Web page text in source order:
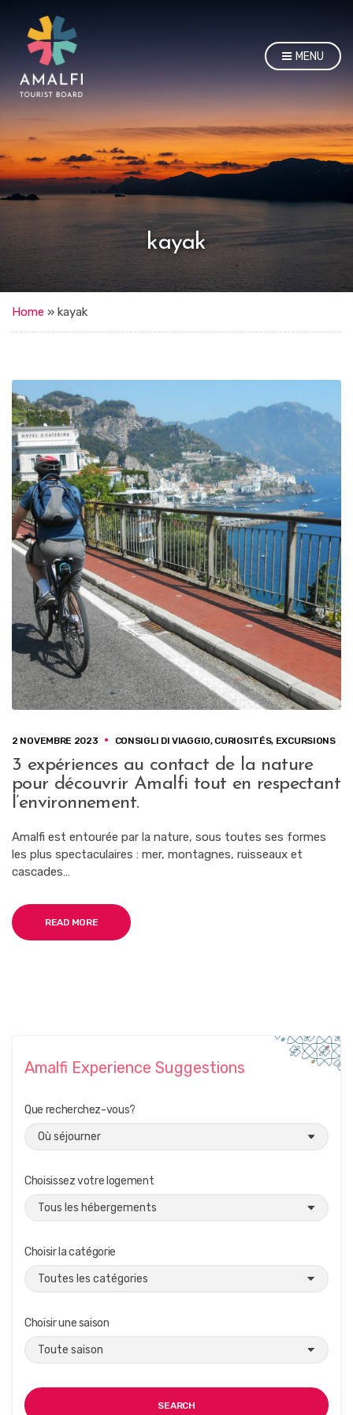
MENU
kayak
Home » kayak
2 NOVEMBRE 2023 CONSIGLI DI VIAGGIO, CURIOSITÉS, EXCURSIONS
3 expériences au contact de la nature
pour découvrir Amalfi tout en respectant
l’environnement.
Amalfi est entourée par la nature, sous toutes ses formes
les plus spectaculaires : mer, montagnes, ruisseaux et
cascades…
READ MORE
Amalfi Experience Suggestions
Que recherchez-vous?
Choisissez votre logement
Choisir la catégorie
Choisir une saison
SEARCH